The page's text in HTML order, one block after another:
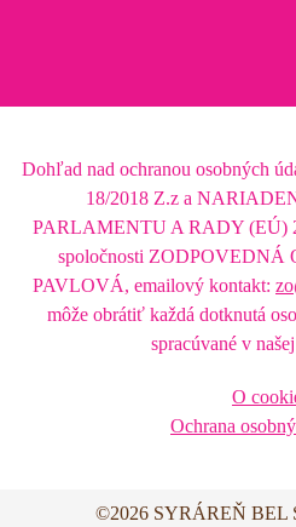
Dohľad nad ochranou osobných
18/2018 Z.z a
PARLAMENTU A RADY (EÚ)
spoločnosti ZODPOVEDNÁ
PAVLOVÁ, emailový kontakt:
môže obrátiť každá dotknutá
spracúvané v
O
Ochrana
©2026 SYRÁREŇ BEL